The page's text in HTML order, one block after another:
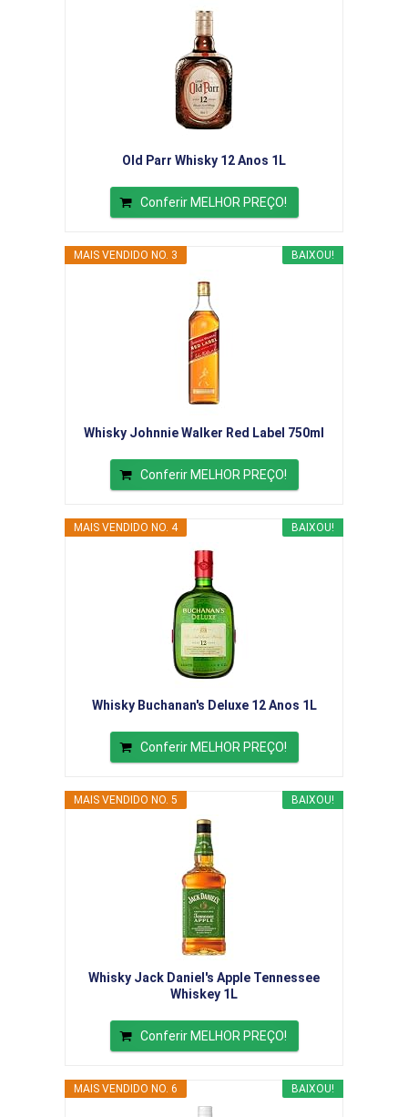
Old Parr Whisky 12 Anos 1L
Conferir MELHOR PREÇO!
BAIXOU!
MAIS VENDIDO NO. 3
Whisky Johnnie Walker Red Label 750ml
Conferir MELHOR PREÇO!
BAIXOU!
MAIS VENDIDO NO. 4
Whisky Buchanan's Deluxe 12 Anos 1L
Conferir MELHOR PREÇO!
BAIXOU!
MAIS VENDIDO NO. 5
Whisky Jack Daniel's Apple Tennessee
Whiskey 1L
Conferir MELHOR PREÇO!
BAIXOU!
MAIS VENDIDO NO. 6